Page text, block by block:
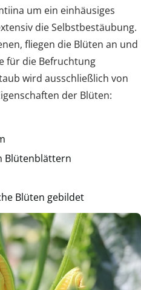
um ein einhäusiges
die Selbstbestäubung.
fliegen die Blüten an und
für die Befruchtung
wird ausschließlich von
der Blüten:
Blütenblättern
Blüten gebildet